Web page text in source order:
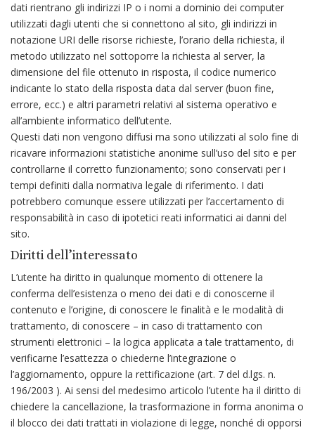
dati rientrano gli indirizzi IP o i nomi a dominio dei computer
utilizzati dagli utenti che si connettono al sito, gli indirizzi in
notazione URI delle risorse richieste, l’orario della richiesta, il
metodo utilizzato nel sottoporre la richiesta al server, la
dimensione del file ottenuto in risposta, il codice numerico
indicante lo stato della risposta data dal server (buon fine,
errore, ecc.) e altri parametri relativi al sistema operativo e
all’ambiente informatico dell’utente.
Questi dati non vengono diffusi ma sono utilizzati al solo fine di
ricavare informazioni statistiche anonime sull’uso del sito e per
controllarne il corretto funzionamento; sono conservati per i
tempi definiti dalla normativa legale di riferimento. I dati
potrebbero comunque essere utilizzati per l’accertamento di
responsabilità in caso di ipotetici reati informatici ai danni del
sito.
Diritti dell’interessato
L’utente ha diritto in qualunque momento di ottenere la
conferma dell’esistenza o meno dei dati e di conoscerne il
contenuto e l’origine, di conoscere le finalità e le modalità di
trattamento, di conoscere – in caso di trattamento con
strumenti elettronici – la logica applicata a tale trattamento, di
verificarne l’esattezza o chiederne l’integrazione o
l’aggiornamento, oppure la rettificazione (art. 7 del d.lgs. n.
196/2003 ). Ai sensi del medesimo articolo l’utente ha il diritto di
chiedere la cancellazione, la trasformazione in forma anonima o
il blocco dei dati trattati in violazione di legge, nonché di opporsi